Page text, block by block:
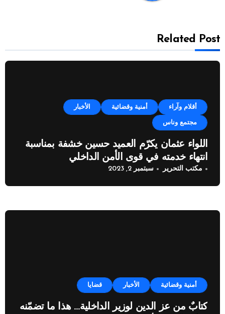
Related Post
أقلام وآراء أمنية وقضائية الأخبار
مجتمع وناس
اللواء عثمان يكرّم العميد حسين خشفة بمناسبة
انتهاء خدمته في قوى الأمن الداخلي
مكتب التحرير سبتمبر 2, 2023
أمنية وقضائية الأخبار قضايا
كتابٌ من عز الدين لوزير الداخلية… هذا ما تضمّنه